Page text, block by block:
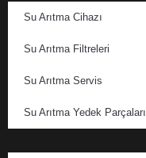
Su Arıtma Cihazı
Su Arıtma Filtreleri
Su Arıtma Servis
Su Arıtma Yedek Parçaları